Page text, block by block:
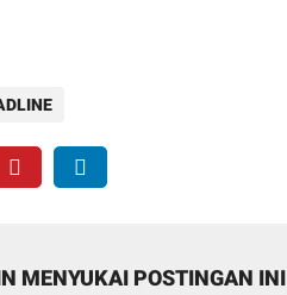
MENYUKAI POSTINGAN INI